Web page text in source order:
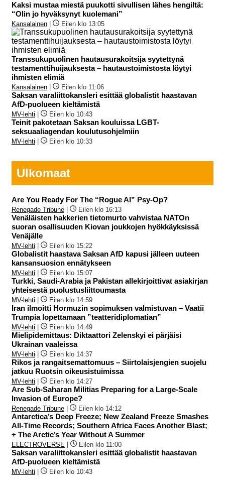
Kaksi mustaa miestä puukotti sivullisen lähes hengiltä:
“Olin jo hyväksynyt kuolemani”
Kansalainen Eilen klo 13:05
Transsukupuolinen hautausurakoitsija syytettynä
testamenttihuijauksesta – hautaustoimistosta löytyi
ihmisten elimiä
Kansalainen Eilen klo 11:06
Saksan varaliittokansleri esittää globalistit haastavan
AfD-puolueen kieltämistä
MV-lehti Eilen klo 10:43
Teinit pakotetaan Saksan kouluissa LGBT-
seksuaaliagendan koulutusohjelmiin
MV-lehti Eilen klo 10:33
Ulkomaat
Are You Ready For The “Rogue AI” Psy-Op?
Renegade Tribune Eilen klo 16:13
Venäläisten hakkerien tietomurto vahvistaa NATOn
suoran osallisuuden Kiovan joukkojen hyökkäyksissä
Venäjälle
MV-lehti Eilen klo 15:22
Globalistit haastava Saksan AfD kapusi jälleen uuteen
kansansuosion ennätykseen
MV-lehti Eilen klo 15:07
Turkki, Saudi-Arabia ja Pakistan allekirjoittivat asiakirjan
yhteisestä puolustusliittoumasta
MV-lehti Eilen klo 14:59
Iran ilmoitti Hormuzin sopimuksen valmistuvan – Vaatii
Trumpia lopettamaan ”teatteridiplomatian”
MV-lehti Eilen klo 14:49
Mielipidemittaus: Diktaattori Zelenskyi ei pärjäisi
Ukrainan vaaleissa
MV-lehti Eilen klo 14:37
Rikos ja rangaitsemattomuus – Siirtolaisjengien suojelu
jatkuu Ruotsin oikeusistuimissa
MV-lehti Eilen klo 14:27
Are Sub-Saharan Militias Preparing for a Large-Scale
Invasion of Europe?
Renegade Tribune Eilen klo 14:12
Antarctica’s Deep Freeze; New Zealand Freeze Smashes
All-Time Records; Southern Africa Faces Another Blast;
+ The Arctic’s Year Without A Summer
ELECTROVERSE Eilen klo 11:00
Saksan varaliittokansleri esittää globalistit haastavan
AfD-puolueen kieltämistä
MV-lehti Eilen klo 10:43